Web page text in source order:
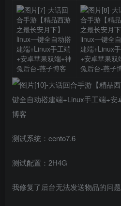
测试系统：cento7.6
测试配置：2H4G
我修复了后台无法发送物品的问题